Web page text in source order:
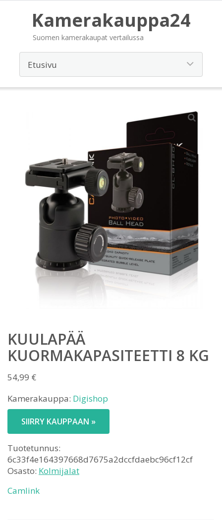
Kamerakauppa24
Suomen kamerakaupat vertailussa
KUULAPÄÄ
KUORMAKAPASITEETTI 8 KG
54,99 €
Kamerakauppa: Digishop
SIIRRY KAUPPAAN »
Tuotetunnus:
6c33f4e164397668d7675a2dccfdaebc96cf12cf
Osasto: Kolmijalat
Camlink